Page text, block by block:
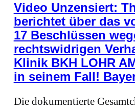
Video Unzensiert:
berichtet über das
17 Beschlüssen
rechtswidrigen
Klinik BKH LOHR
in seinem Fall!
Die dokumentierte